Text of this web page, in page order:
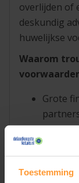
Toestemming
overlijden of
deskundig
huwelijkse
Waarom
Grote